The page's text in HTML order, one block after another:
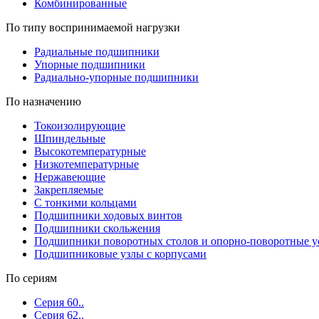
Комбинированные
По типу воспринимаемой нагрузки
Радиальные подшипники
Упорные подшипники
Радиально-упорные подшипники
По назначению
Токоизолирующие
Шпиндельные
Высокотемпературные
Низкотемпературные
Нержавеющие
Закрепляемые
С тонкими кольцами
Подшипники ходовых винтов
Подшипники скольжения
Подшипники поворотных столов и опорно-поворотные
Подшипниковые узлы с корпусами
По сериям
Серия 60..
Серия 62..